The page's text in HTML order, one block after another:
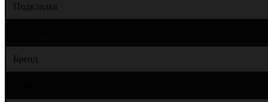
Подкладка
Бренд